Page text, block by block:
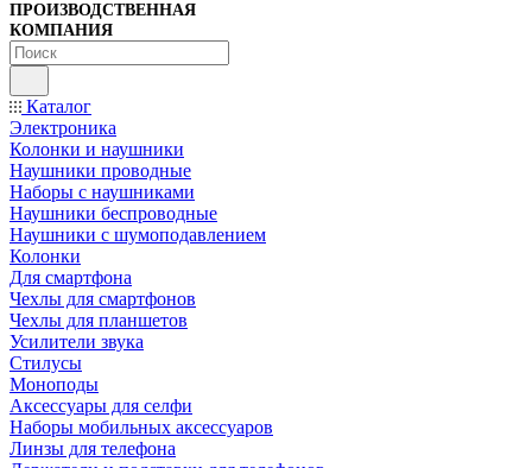
ПРОИЗВОДСТВЕННАЯ
КОМПАНИЯ
Каталог
Электроника
Колонки и наушники
Наушники проводные
Наборы с наушниками
Наушники беспроводные
Наушники с шумоподавлением
Колонки
Для смартфона
Чехлы для смартфонов
Чехлы для планшетов
Усилители звука
Стилусы
Моноподы
Аксессуары для селфи
Наборы мобильных аксессуаров
Линзы для телефона